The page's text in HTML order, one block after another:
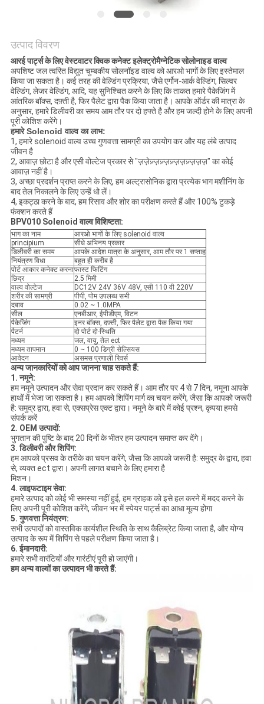
उत्पाद विवरण
आरई पार्ट्स के लिए वेस्टवाटर क्विक कनेक्ट इलेक्ट्रोमैग्नेटिक सोलोनाइड वाल्व
अपशिष्ट जल त्वरित विद्युत चुम्बकीय सोलनॉइड वाल्व को आरओ भागों के लिए इस्तेमाल
किया जा सकता है। कई तरह की वेल्डिंग प्रक्रिया, जैसे एर्गोन-आर्क वेल्डिंग, सिल्वर
वेल्डिंग, लेजर वेल्डिंग, आदि, यह सुनिश्चित करने के लिए कि ताकत हमारे पैकेजिंग में
आंतरिक बॉक्स, दफ़्ती है, फिर पैलेट द्वारा पैक किया जाता है। आपके ऑर्डर की मात्रा के
अनुसार, हमारे डिलीवरी का समय आम तौर पर दो हफ्ते है और हम जल्दी होने के लिए अपनी
पूरी कोशिश करेंगे।
हमारे Solenoid वाल्व का लाभ:
1, हमारे solenoid वाल्व उच्च गुणवत्ता सामग्री का उपयोग कर और यह लंबे उत्पाद
जीवन है
2, आवाज़ छोटा है और एसी वोल्टेज प्रकार से "ज़ज़ेज़्ज़ज़्ज़ज़्ज़ज़ज़्ज़ज़ज़" का कोई
आवाज़ नहीं है।
3, अच्छा प्रदर्शन प्राप्त करने के लिए, हम अल्ट्रासोनिक द्वारा प्रत्येक भाग मशीनिंग के
बाद तेल निकालने के लिए उन्हें धो लें।
4, इकट्ठा करने के बाद, हम रिसाव और शोर का परीक्षण करते हैं और 100% टुकड़े
फंक्शन करते हैं
BPV010 Solenoid वाल्वविशिष्टता:
भाग का नाम
आरओ भागों के लिए solenoid वाल्व
principium
सीधे अभिनय प्रकार
डिलीवरी का समय
आपके आदेश मात्रा के अनुसार, आम तौर पर 1 सप्ताह
नियंत्रण विधा
बहुत ही करीब है
पोर्ट आकार कनेक्ट करनाफास्ट फिटिंग
छिद्र
2.5 मिमी
वाल्व वोल्टेज
DC12V 24V 36V 48V, एसी 110 वी 220V
शरीर की सामग्री
पीपी, पोम उपलब्ध सभी
दबाव
0.02 ~ 1.0MPA
सील
एनबीआर, ईपीडीएम, विटन
पैकेजिंग
इनर बॉक्स, दफ़्ती, फिर पैलेट द्वारा पैक किया गया
पैटर्न
दो पोर्ट दो-स्थिति
मध्यम
जल, वायु, तेल ect
मध्यम तापमान
0 ~ 100 डिग्री सेल्सियस
आवेदन
असमस प्रणाली रिवर्स
अन्य जानकारियों को आप जानना चाह सकते हैं:
1. नमूने:
हम नमूने उत्पादन और सेवा प्रदान कर सकते हैं। आम तौर पर 4 से 7 दिन, नमूना आपके
हाथों में भेजा जा सकता है। हम आपको शिपिंग मार्ग का चयन करेंगे, जैसा कि आपको जरूरी
है: समुद्र द्वारा, हवा से, एक्सप्रेस एक्ट द्वारा। नमूने के बारे में कोई प्रश्न, कृपया हमसे
संपर्क करें
2. OEM उत्पादों:
भुगतान की पुष्टि के बाद 20 दिनों के भीतर हम उत्पादन समाप्त कर देंगे।
3. डिलीवरी और शिपिंग:
हम आपको प्रसव के तरीके का चयन करेंगे, जैसा कि आपको जरूरी है: समुद्र के द्वारा, हवा
से, व्यक्त ect द्वारा। अपनी लागत बचाने के लिए हमारा है
मिशन।
4. लाइफटाइम सेवा:
हमारे उत्पाद को कोई भी समस्या नहीं हुई, हम ग्राहक को इसे हल करने में मदद करने के
लिए अपनी पूरी कोशिश करेंगे, जीवन भर में स्पेयर पार्ट्स का आधा मूल्य होगा
5. गुणवत्ता नियंत्रण:
सभी उत्पादों को वास्तविक कार्यशील स्थिति के साथ कैलिब्रेट किया जाता है, और योग्य
उत्पाद के रूप में शिपिंग से पहले परीक्षण किया जाता है।
6. ईमानदारी:
हमारे सभी वारंटियों और गारंटीएं पूरी हो जाएंगी।
हम अन्य वाल्वों का उत्पादन भी करते हैं: